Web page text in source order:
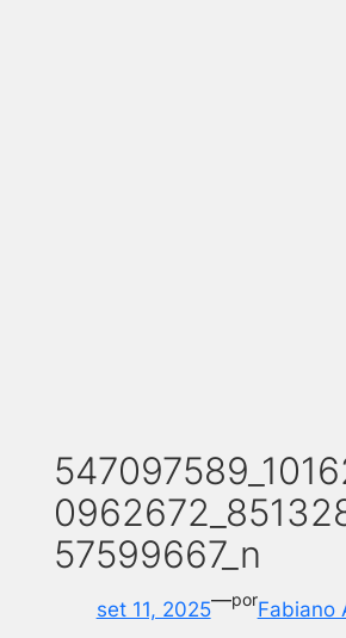
57599667_n
set 11, 2025—porFabiano